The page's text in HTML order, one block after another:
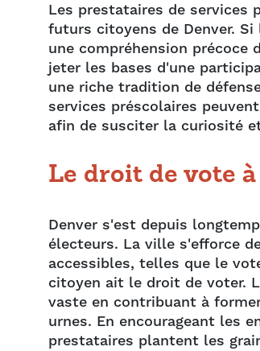
Les prestataires de services
futurs citoyens de Denver.
une compréhension
jeter les bases d'une
une riche tradition de
services préscolaires
afin de susciter la curiosité
Le droit de vote
Denver s'est depuis
électeurs. La ville s'efforce
accessibles, telles que le
citoyen ait le droit de voter.
vaste en contribuant à
urnes. En encourageant les
prestataires plantent les